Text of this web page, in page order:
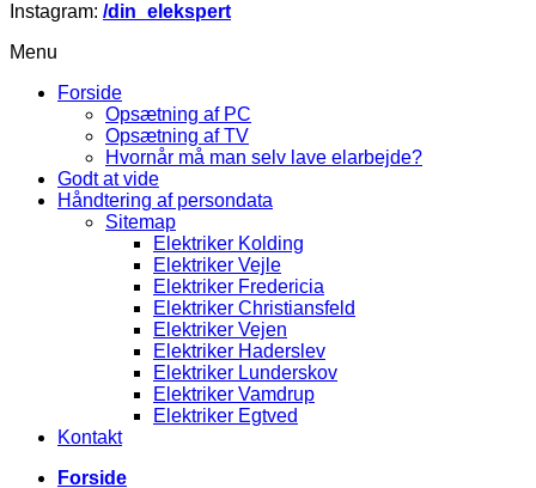
Instagram: /din_elekspert
Menu
Forside
Opsætning af PC
Opsætning af TV
Hvornår må man selv lave elarbejde?
Godt at vide
Håndtering af persondata
Sitemap
Elektriker Kolding
Elektriker Vejle
Elektriker Fredericia
Elektriker Christiansfeld
Elektriker Vejen
Elektriker Haderslev
Elektriker Lunderskov
Elektriker Vamdrup
Elektriker Egtved
Kontakt
Forside